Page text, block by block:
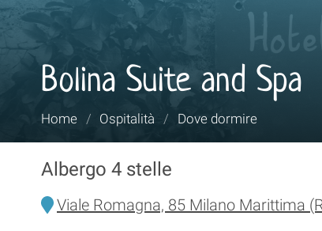
Bolina Suite and Spa
Tu
Home / Ospitalità / Dove dormire
Albergo 4 stelle
Viale Romagna, 85 Milano Marittima